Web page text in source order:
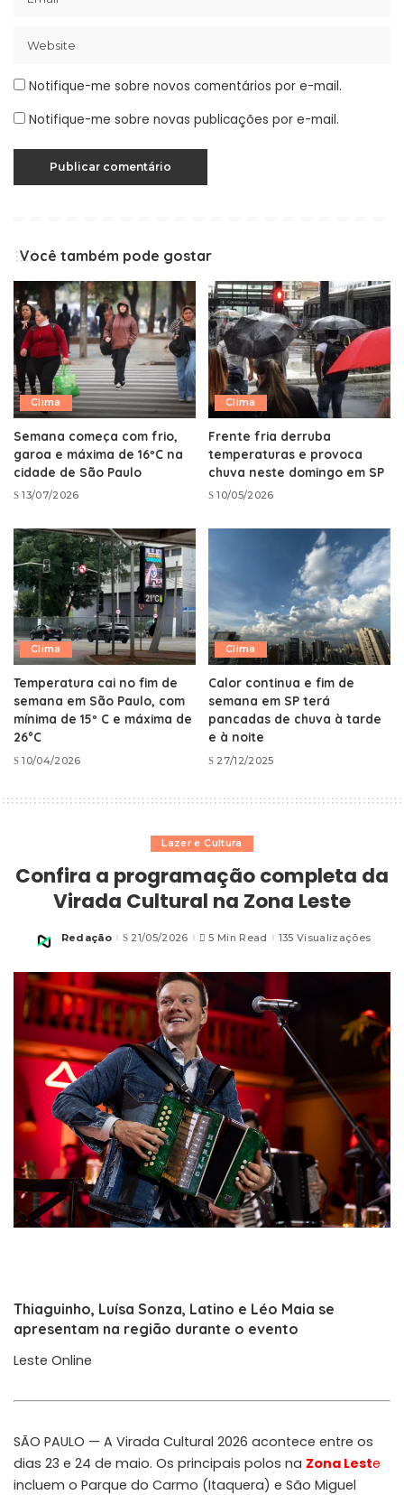
Notifique-me sobre novos comentários por e-mail.
Notifique-me sobre novas publicações por e-mail.
Você também pode gostar
Clima
Semana começa com frio,
garoa e máxima de 16ºC na
cidade de São Paulo
13/07/2026
Clima
Frente fria derruba
temperaturas e provoca
chuva neste domingo em SP
10/05/2026
Clima
Temperatura cai no fim de
semana em São Paulo, com
mínima de 15º C e máxima de
26°C
10/04/2026
Clima
Calor continua e fim de
semana em SP terá
pancadas de chuva à tarde
e à noite
27/12/2025
Lazer e Cultura
Confira a programação completa da
Virada Cultural na Zona Leste
Posted
Redação 21/05/2026 5 Min Read 135 Visualizações
Thiaguinho, Luísa Sonza, Latino e Léo Maia se
apresentam na região durante o evento
Leste Online
SÃO PAULO — A Virada Cultural 2026 acontece entre os
dias 23 e 24 de maio. Os principais polos na Zona Leste
incluem o Parque do Carmo (Itaquera) e São Miguel